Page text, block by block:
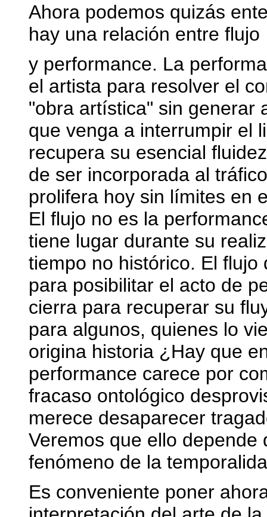
Ahora podemos quizás
hay una relación entre flujo
y performance. La
el artista para resolver el
"obra artística" sin generar
que venga a interrumpir el
recupera su esencial
de ser incorporada al
prolifera hoy sin límites en
El flujo no es la
tiene lugar durante su
tiempo no histórico. El
para posibilitar el acto de
cierra para recuperar su
para algunos, quienes lo
origina historia ¿Hay que
performance carece por
fracaso ontológico
merece desaparecer
Veremos que ello
fenómeno de la
Es conveniente poner